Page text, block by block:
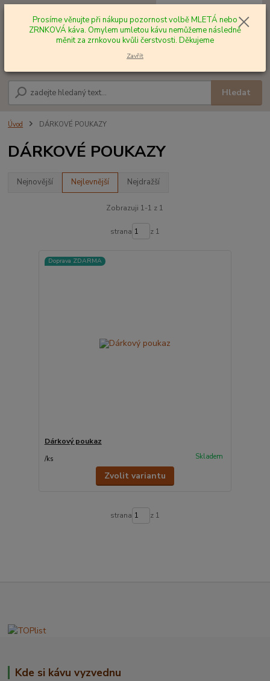
Hledat
+420 602 577 209 za0,00 Kč
Úvod DÁRKOVÉ POUKAZY
DÁRKOVÉ POUKAZY
Nejnovější Nejlevnější Nejdražší
Zobrazuji 1-1 z 1
strana z 1
Doprava ZDARMA
Dárkový poukaz
/ks Skladem
Zvolit variantu
strana z 1
Kde si kávu vyzvednu
Prosíme věnujte při nákupu pozornost volbě MLETÁ nebo
ZRNKOVÁ káva. Omylem umletou kávu nemůžeme následně
měnit za zrnkovou kvůli čerstvosti. Děkujeme
Zavřít